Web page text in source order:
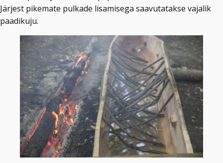
Järjest pikemate pulkade lisamisega saavutatakse vajalik
paadikuju.